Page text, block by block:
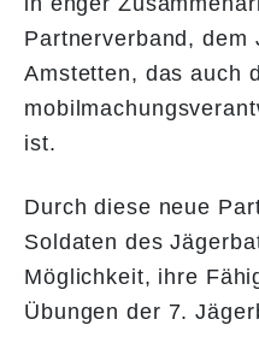
Partnerverband, dem
Amstetten, das auch
ist.
Durch diese neue
Soldaten des
Möglichkeit, ihre
Übungen der 7.